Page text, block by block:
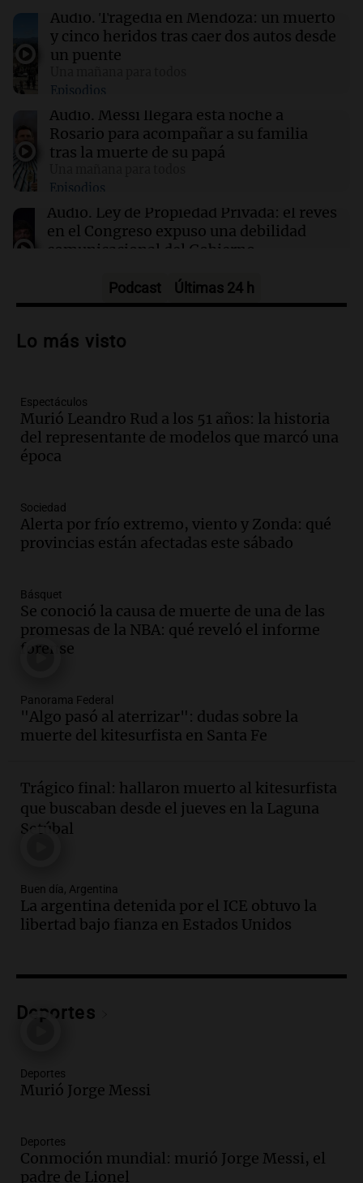
Sociedad
“Santa Fe te abraza”: el mensaje de Pullaro
tras la muerte de Jorge Messi
13:31 Una mañana para todos
Messi llegará esta noche a Rosario para
acompañar a su familia tras la muerte de su
papá
13:20 Sociedad
“Jorge hizo todo bien”: el mensaje de Chiqui
Tapia tras la muerte del padre de Messi
Audio. Tragedia en Mendoza: un muerto
y cinco heridos tras caer dos autos desde
un puente
Episodios
Audio. Messi llegará esta noche a
Rosario para acompañar a su familia
tras la muerte de su papá
Episodios
Audio. Ley de Propiedad Privada: el revés
en el Congreso expuso una debilidad
comunicacional del Gobierno
Audio.Casabindo se prepara para una
tradicional Toreo de la Vincha
Audio.
Borges, abogada de Pourrain:
"Tres hombres se lo llevaron para
hacerle preguntas y nunca regresó"
Una mañana para todos
Audio.
metros del río Suquía y retiraron hasta
800 kilos de basura por jornada
Audio.La historia de la servilleta que
firmó Jorge Messi para el primer
contrato de Leo con Barcelona
Una mañana para todos
Audio.Joan Gaspart: "Sin Jorge, no sé si
Messi hubiera llegado adonde llegó"
Una mañana para todos
Audio.El orgullo y el sueño argentino de
Jorge Messi en una entrevista con Rony
Vargas en 2007
Audio.El abuelo de Agostina Vega, tras
las nuevas detenciones: "En esa casa
todos tenían algo que ver"
del desayuno ideal: qué alimentos
Podcast Últimas 24 h
Lo más visto
Espectáculos
Murió Leandro Rud a los 51 años: la historia
del representante de modelos que marcó una
época
Sociedad
Alerta por frío extremo, viento y Zonda: qué
provincias están afectadas este sábado
Básquet
Se conoció la causa de muerte de una de las
promesas de la NBA: qué reveló el informe
forense
Panorama Federal
"Algo pasó al aterrizar": dudas sobre la
muerte del kitesurfista en Santa Fe
Trágico final: hallaron muerto al kitesurfista
que buscaban desde el jueves en la Laguna
Setúbal
Buen día, Argentina
La argentina detenida por el ICE obtuvo la
libertad bajo fianza en Estados Unidos
Deportes
Deportes
Murió Jorge Messi
Deportes
Conmoción mundial: murió Jorge Messi, el
padre de Lionel